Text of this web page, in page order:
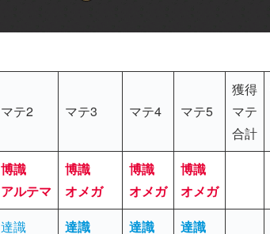
マテ2 マテ3 マテ4 マテ5
獲得
マテ
合計
博識
アルテマ
博識
オメガ
博識
オメガ
博識
オメガ
達識 達識 達識 達識